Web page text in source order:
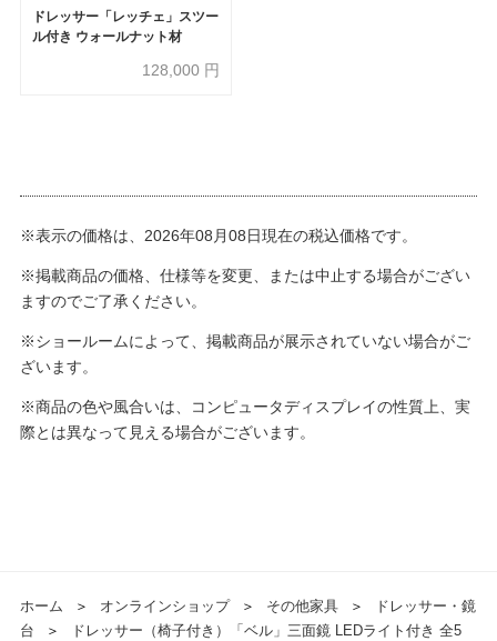
ドレッサー「レッチェ」スツー
ル付き ウォールナット材
128,000 円
※表示の価格は、2026年08月08日現在の税込価格です。
※掲載商品の価格、仕様等を変更、または中止する場合がござい
ますのでご了承ください。
※ショールームによって、掲載商品が展示されていない場合がご
ざいます。
※商品の色や風合いは、コンピュータディスプレイの性質上、実
際とは異なって見える場合がございます。
ホーム ＞ オンラインショップ ＞ その他家具 ＞
ドレッサー・鏡
台
＞
ドレッサー（椅子付き）「ベル」三面鏡 LEDライト付き 全5